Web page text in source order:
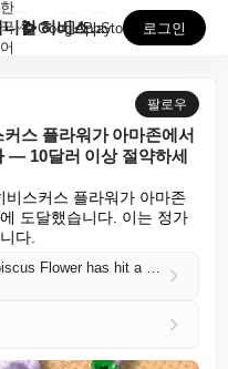
사랑스러운 레고 보태니컬 히비스커스 플라워가 아마존에서...
한
국
어
GooglePlay
AppStore 로그인
팔로우
스 플라워가 아마존에서
— 10달러 이상 절약하세
스커스 플라워가 아마존
도달했습니다. 이는 정가
다.
The lovely Lego Botanicals Hibiscus Flower has hit a new record-low price at Amazon — save over $10